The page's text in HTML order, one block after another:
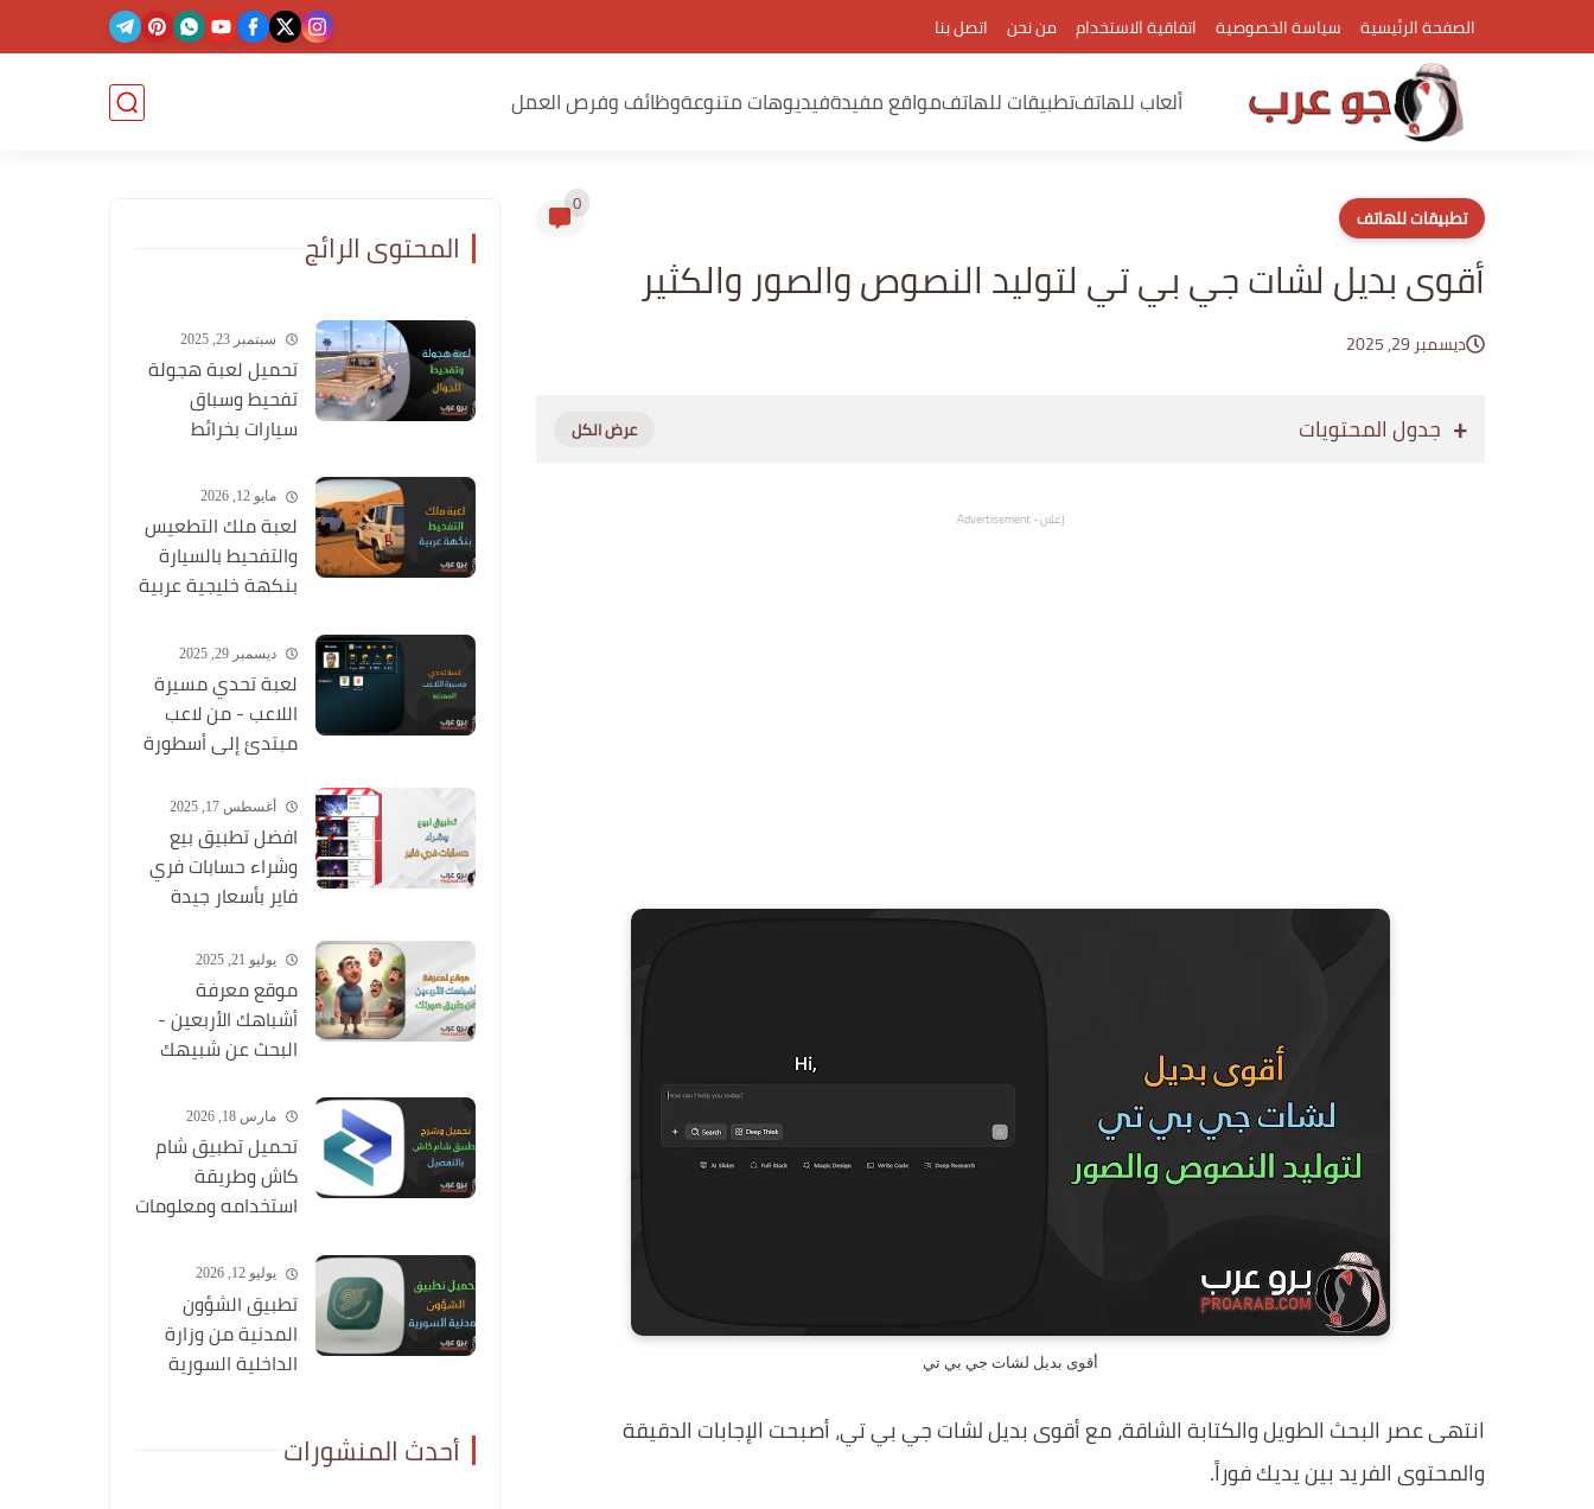
الصفحة الرئيسية سياسة الخصوصية اتفاقية الاستخدام من نحن اتصل بنا
ألعاب للهاتفتطبيقات للهاتفمواقع مفيدةفيديوهات متنوعةوظائف وفرص العمل
تطبيقات للهاتف 0
أقوى بديل لشات جي بي تي لتوليد النصوص والصور والكثير
ديسمبر 29, 2025
جدول المحتويات
إعلان - Advertisement
أقوى بديل لشات جي بي تي
انتهى عصر البحث الطويل والكتابة الشاقة، مع أقوى بديل لشات جي بي تي، أصبحت الإجابات الدقيقة
والمحتوى الفريد بين يديك فوراً.
المحتوى الرائج
سبتمبر 23, 2025
تحميل لعبة هجولة
تفحيط وسباق
سيارات بخرائط
مايو 12, 2026
لعبة ملك التطعيس
والتفحيط بالسيارة
بنكهة خليجية عربية
ديسمبر 29, 2025
لعبة تحدي مسيرة
اللاعب - من لاعب
مبتدئ إلى أسطورة
أغسطس 17, 2025
افضل تطبيق بيع
وشراء حسابات فري
فاير بأسعار جيدة
يوليو 21, 2025
موقع معرفة
أشباهك الأربعين -
البحث عن شبيهك
مارس 18, 2026
تحميل تطبيق شام
كاش وطريقة
استخدامه ومعلومات
يوليو 12, 2026
تطبيق الشؤون
المدنية من وزارة
الداخلية السورية
أحدث المنشورات